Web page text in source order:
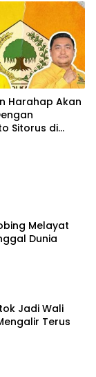
Harahap Akan
Sitorus di
Melayat
Dunia
Jadi Wali
Terus